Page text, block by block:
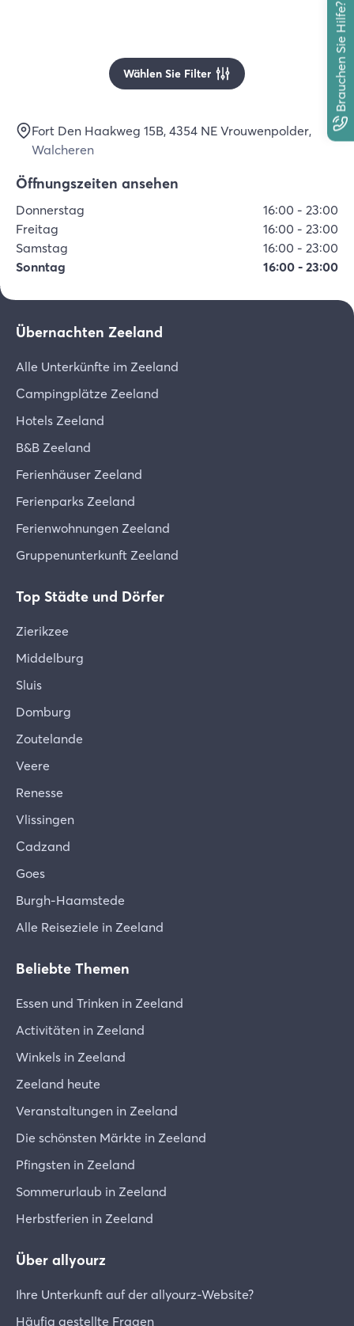
Brauchen Sie Hilfe?
Wählen Sie Filter
Fort Den Haakweg 15B, 4354 NE Vrouwenpolder,
Walcheren
Öffnungszeiten ansehen
Donnerstag 16:00 - 23:00
Freitag
16:00 - 23:00
Samstag
16:00 - 23:00
Sonntag
16:00 - 23:00
Übernachten Zeeland
Alle Unterkünfte im Zeeland
Campingplätze Zeeland
Hotels Zeeland
B&B Zeeland
Ferienhäuser Zeeland
Ferienparks Zeeland
Ferienwohnungen Zeeland
Gruppenunterkunft Zeeland
Top Städte und Dörfer
Zierikzee
Middelburg
Sluis
Domburg
Zoutelande
Veere
Renesse
Vlissingen
Cadzand
Goes
Burgh-Haamstede
Alle Reiseziele in Zeeland
Beliebte Themen
Essen und Trinken in Zeeland
Activitäten in Zeeland
Winkels in Zeeland
Zeeland heute
Veranstaltungen in Zeeland
Die schönsten Märkte in Zeeland
Pfingsten in Zeeland
Sommerurlaub in Zeeland
Herbstferien in Zeeland
Über allyourz
Ihre Unterkunft auf der allyourz-Website?
Häufig gestellte Fragen